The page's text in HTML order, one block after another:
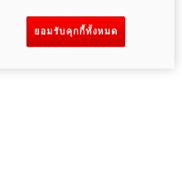
ยอมรับคุกกี้ทั้งหมด